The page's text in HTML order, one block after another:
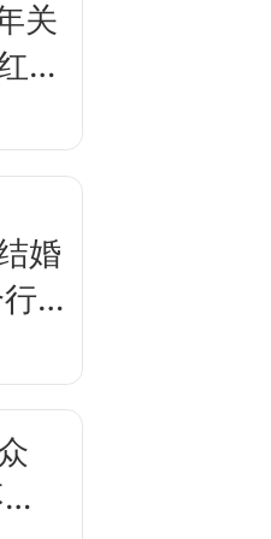
关
排
婚